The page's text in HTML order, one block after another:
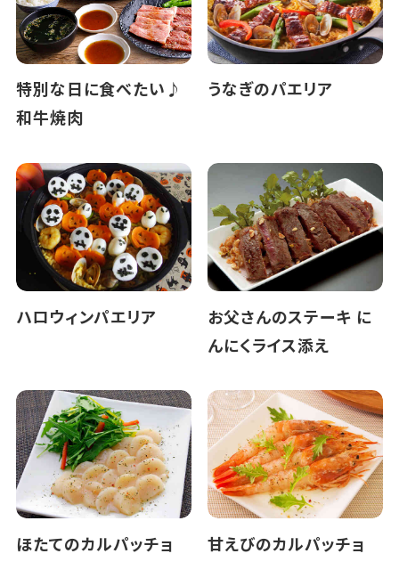
特別な日に食べたい♪
和牛焼肉
うなぎのパエリア
ハロウィンパエリア
お父さんのステーキ に
んにくライス添え
ほたてのカルパッチョ 甘えびのカルパッチョ